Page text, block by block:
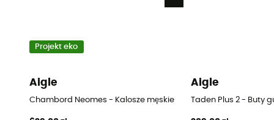
Projekt eko
Aigle
Chambord Neomes - Kalosze męskie
Aigle
Taden Plus 2 - Buty